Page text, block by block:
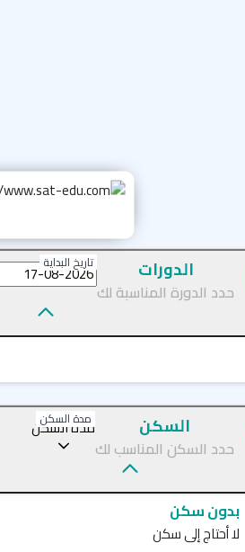
الدورات
حدد الدورة المناسبة لك
تاريخ البداية
السكن
حدد السكن المناسب لك
مدة السكن
مدة السكن
بدون سكن
لا أحتاج إلى سكن